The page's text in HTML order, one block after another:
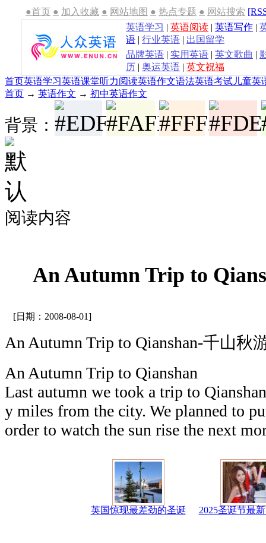
●首页 ● 加入收藏 ● 网站地图 ● 热点专题 ● 网站搜索
英语学习 | 英语阅读 | 英语写作 |
语 | 行业英语 | 出国留学
品牌英语 | 实用英语 | 英文歌曲 |
历 | 奥运英语 | 英文祝福
首页英语学习英语课堂听力阅读英语作文语法英语考试 儿童英
首页 → 英语作文 → 初中英语作文
背景：
阅读内容
An Autumn Trip to
[日期：2008-08-01]
An Autumn Trip to Qianshan-千山秋
An Autumn Trip to Qianshan
Last autumn we took a trip to
y miles from the city. We planned to
order to watch the sun rise the next
英国惊现最差劲的圣诞 2025圣诞节最